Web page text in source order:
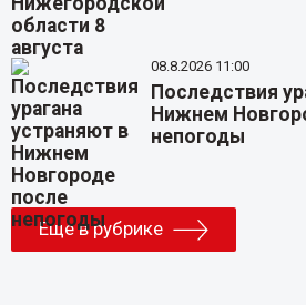
08.8.2026 11:00
Последствия
Нижнем
непогоды
Еще в рубрике